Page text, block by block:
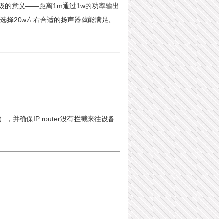
的意义——距离1m通过1w的功率输出
择20w左右合适的扬声器就能满足。
，并确保IP router没有拦截来往设备